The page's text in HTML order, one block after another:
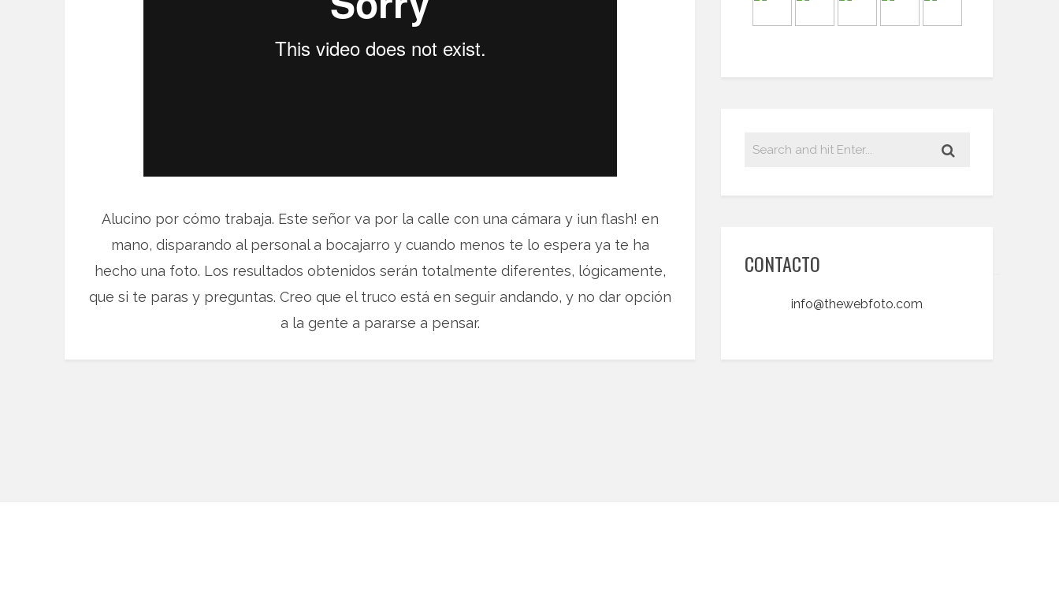
Alucino por cómo trabaja. Este señor va por la calle con una cámara y ¡un flash! en
mano, disparando al personal a bocajarro y cuando menos te lo espera ya te ha
hecho una foto. Los resultados obtenidos serán totalmente diferentes, lógicamente,
que si te paras y preguntas. Creo que el truco está en seguir andando, y no dar opción
a la gente a pararse a pensar.
CONTACTO
info@thewebfoto.com